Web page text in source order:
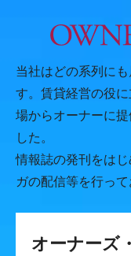
当社はどの系列に
す。賃貸経営の役
場からオーナーに
した。
情報誌の発刊をは
ガの配信等を行って
オーナーズ